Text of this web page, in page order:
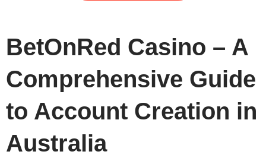
BetOnRed Casino – A
Comprehensive Guide
to Account Creation in
Australia